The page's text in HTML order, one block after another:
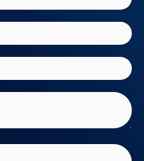
das mais recentes
é uma prioridade
produtos que aliam um
sonora
inúmeras oportunidades
escolher entre uma
os tecidos, bem como
e tonalidades para os
e a preferência de cada